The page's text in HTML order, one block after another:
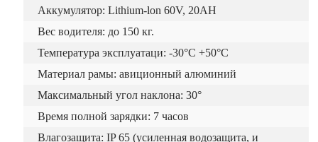
Аккумулятор: Lithium-lon 60V, 20AH
Вес водителя: до 150 кг.
Температура эксплуатаци: -30°С +50°С
Материал рамы: авиционный алюминий
Максимальный угол наклона: 30°
Время полной зарядки: 7 часов
Влагозащита: IP 65 (усиленная водозащита, и